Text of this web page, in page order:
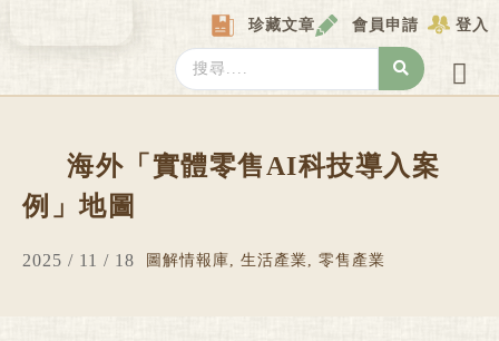
珍藏文章 會員申請 登入
Search
...
海外「實體零售AI科技導入案
例」地圖
2025 / 11 / 18 圖解情報庫 , 生活產業, 零售產業